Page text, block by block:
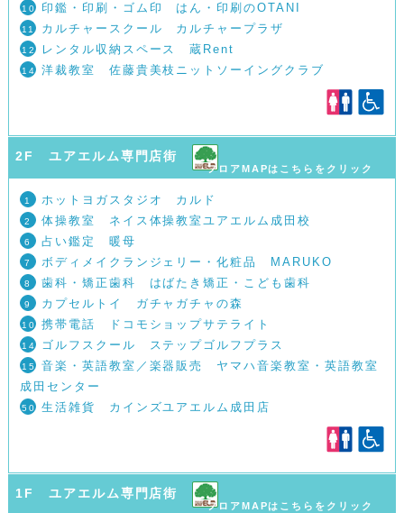
10印鑑・印刷・ゴム印 はん・印刷のOTANI
11カルチャースクール カルチャープラザ
12レンタル収納スペース 蔵Rent
14洋裁教室 佐藤貴美枝ニットソーイングクラブ
2F ユアエルム専門店街
フロアMAPはこちらをクリック
1 ホットヨガスタジオ カルド
2 体操教室 ネイス体操教室ユアエルム成田校
6 占い鑑定 暖母
7 ボディメイクランジェリー・化粧品 MARUKO
8 歯科・矯正歯科 はばたき矯正・こども歯科
9 カプセルトイ ガチャガチャの森
10携帯電話 ドコモショップサテライト
14ゴルフスクール ステップゴルフプラス
15音楽・英語教室／楽器販売 ヤマハ音楽教室・英語教室
成田センター
50生活雑貨 カインズユアエルム成田店
1F ユアエルム専門店街
フロアMAPはこちらをクリック